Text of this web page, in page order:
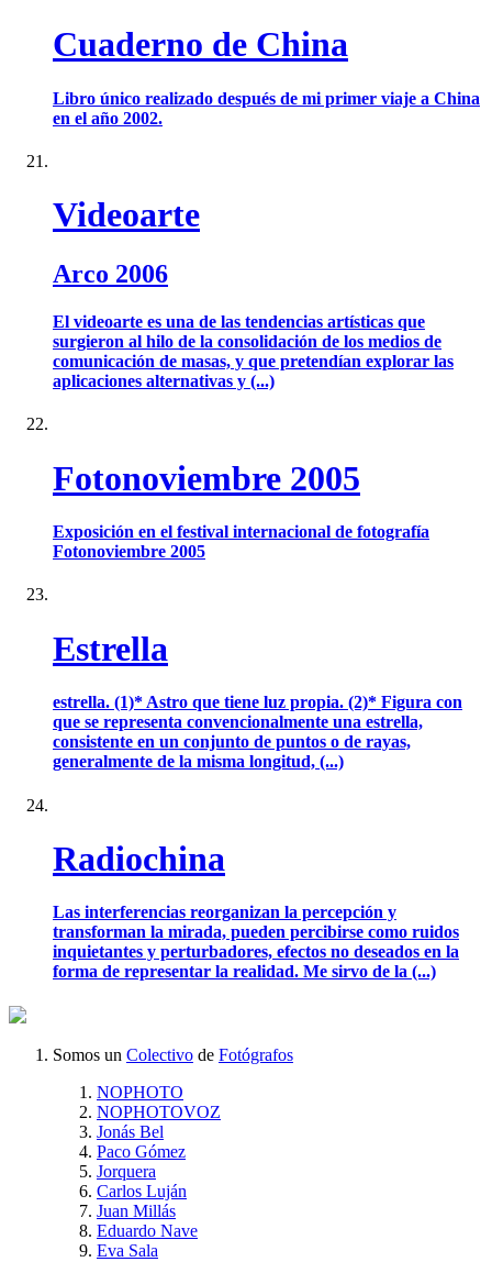
Cuaderno de China
Libro único realizado después de mi primer viaje a China
en el año 2002.
Videoarte
Arco 2006
El videoarte es una de las tendencias artísticas que
surgieron al hilo de la consolidación de los medios de
comunicación de masas, y que pretendían explorar las
aplicaciones alternativas y (...)
Fotonoviembre 2005
Exposición en el festival internacional de fotografía
Fotonoviembre 2005
Estrella
estrella. (1)* Astro que tiene luz propia. (2)* Figura con
que se representa convencionalmente una estrella,
consistente en un conjunto de puntos o de rayas,
generalmente de la misma longitud, (...)
Radiochina
Las interferencias reorganizan la percepción y
transforman la mirada, pueden percibirse como ruidos
inquietantes y perturbadores, efectos no deseados en la
forma de representar la realidad. Me sirvo de la (...)
Somos un Colectivo de Fotógrafos
NOPHOTO
NOPHOTOVOZ
Jonás Bel
Paco Gómez
Jorquera
Carlos Luján
Juan Millás
Eduardo Nave
Eva Sala